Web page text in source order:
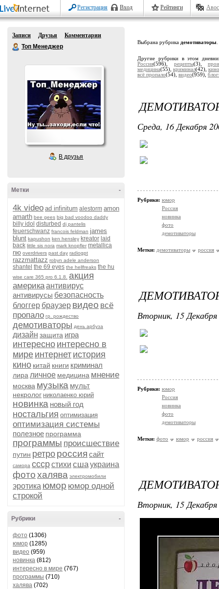
Регистрация Вход Рейтинги
Записи Друзья
Комментарии
Топ Менеджер
В друзья
-
Метки
4k video ad infinitum alestorm amon
amarth bee gees big bad voodoo daddy
billy idol disturbed dj pantelis
feuerschwanz francois feldman james
blunt kapushon ken hensley kreator laid
back little sis nora mark knopfler metallica
nю overdrivers past day radiogpt
razzmattazz robyn adele anderson
shantel the 69 eyes the hellfreaks the hu
wise care 365 pro 6.1.8. акция
америкаантивирус
антивирусы безопасность
блоггер браузер видео всё
пропало гр. рождество
демотиваторы день арбуза
дизайн защита игра
интересно интересно в
мире интернет история
кино китай книги криминал
лира личное медицина мнение
москва музыка мульт
некролог николаенко юрий
новинка новый год
ностальгия оптимизация
оптимизация системы
полезное программа
программы происшествие
путин ретро россия сайт
самора сссрстихи сшаукраина
фотохалява электромобили
эротика юмор юмор одной
строкой
-
Рубрики
фото (1306)
юмор (1285)
видео (959)
новинка (812)
интересно в мире (767)
программы (710)
халява (702)
Выбрана рубрика демотиваторы
Другие рубрики в этом
Россия(596), рецепты(3),
медицина(55), криминал(42), кино
всё пропало(54), видео(959),
Среда, 16 Декабря
Рубрики: юмор
Россия
новинка
фото
демотиваторы
Метки: демотиваторы россия
Вторник, 15
Рубрики: юмор
Россия
новинка
фото
демотиваторы
Метки: фото юмор россия
Вторник, 15